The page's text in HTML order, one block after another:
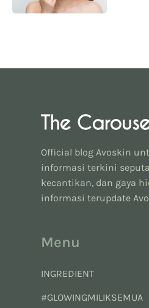
Official blog Avoskin
informasi terkini
kecantikan, dan gaya
informasi terupdate
Menu
INGREDIENT
#GLOWINGMILIKSEMUA